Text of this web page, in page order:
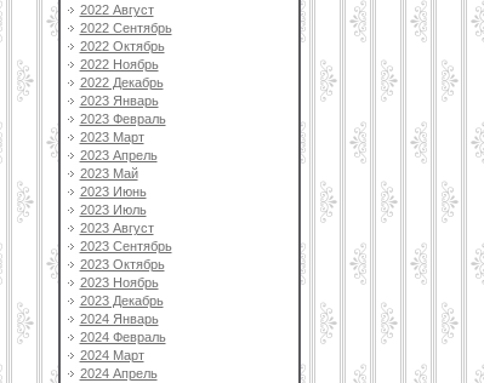
2022 Август
2022 Сентябрь
2022 Октябрь
2022 Ноябрь
2022 Декабрь
2023 Январь
2023 Февраль
2023 Март
2023 Апрель
2023 Май
2023 Июнь
2023 Июль
2023 Август
2023 Сентябрь
2023 Октябрь
2023 Ноябрь
2023 Декабрь
2024 Январь
2024 Февраль
2024 Март
2024 Апрель